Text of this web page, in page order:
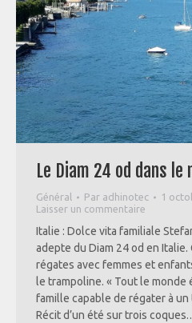
Le Diam 24 od dans le
Général Par adhinotec
1
Laisser un commentaire
Italie : Dolce vita familiale
adepte du Diam 24 od en
régates avec femmes et
le trampoline. « Tout le
famille capable de régater à
Récit d’un été sur trois